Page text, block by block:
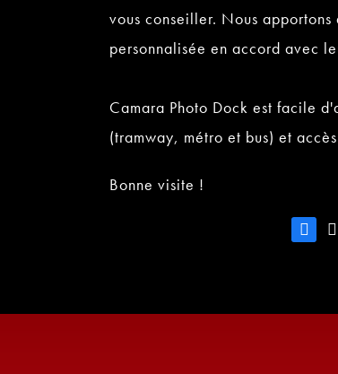
vous conseiller. Nous apportons
personnalisée en accord avec
Camara Photo Dock est facile
(tramway, métro et bus) et
Bonne visite !